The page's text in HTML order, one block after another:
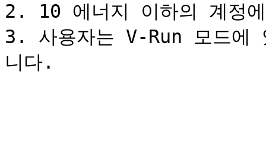
2. 10 에너지 이하의 계정
3. 사용자는 V-Run 모드에